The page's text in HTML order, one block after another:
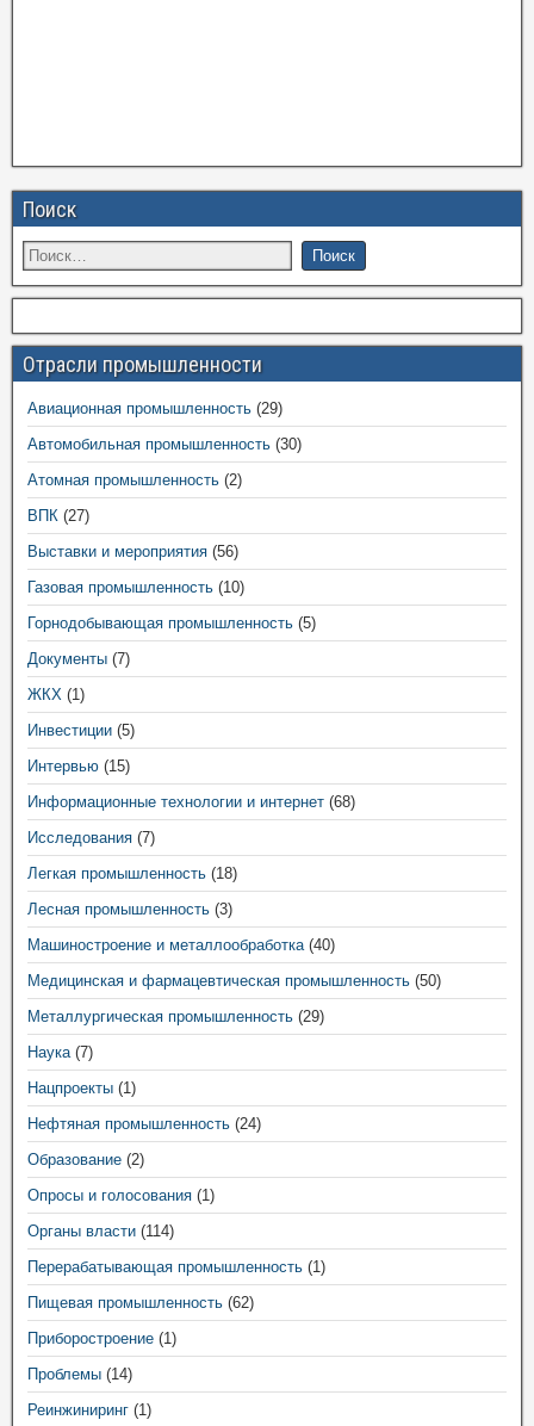
Поиск
Отрасли промышленности
Авиационная промышленность (29)
Автомобильная промышленность (30)
Атомная промышленность (2)
ВПК (27)
Выставки и мероприятия (56)
Газовая промышленность (10)
Горнодобывающая промышленность (5)
Документы (7)
ЖКХ (1)
Инвестиции (5)
Интервью (15)
Информационные технологии и интернет (68)
Исследования (7)
Легкая промышленность (18)
Лесная промышленность (3)
Машиностроение и металлообработка(40)
Медицинская и фармацевтическая промышленность (50)
Металлургическая промышленность (29)
Наука(7)
Нацпроекты (1)
Нефтяная промышленность (24)
Образование (2)
Опросы и голосования (1)
Органы власти (114)
Перерабатывающая промышленность (1)
Пищевая промышленность (62)
Приборостроение (1)
Проблемы (14)
Реинжиниринг (1)